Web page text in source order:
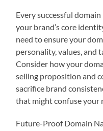
Every successful
your brand’s core
need to ensure your
personality, values, and
Consider how your
selling proposition and
sacrifice brand
that might confuse your
Future-Proof Domain